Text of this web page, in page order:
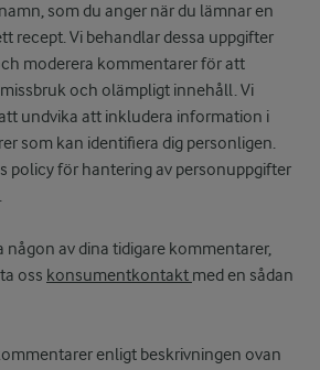
som du anger när du lämnar en
recept. Vi behandlar dessa uppgifter
moderera kommentarer för att
och olämpligt innehåll. Vi
undvika att inkludera information i
som kan identifiera dig personligen.
policy för hantering av personuppgifter
.
någon av dina tidigare kommentarer,
oss konsumentkontakt med en sådan
enligt beskrivningen ovan